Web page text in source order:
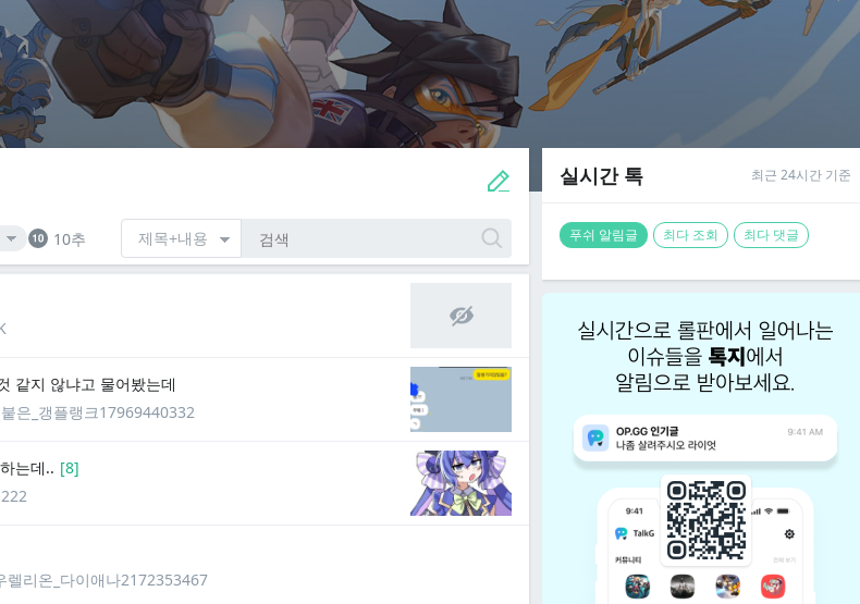
10추
같지 않냐고 물어봤는데
은_갱플랭크17969440332
는데.. [8]
렐리온_다이애나2172353467
실시간 톡 최근 24시간 기준
푸쉬 알림글 최다 조회 최다 댓글